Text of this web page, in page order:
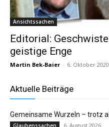
Ansichtssachen
Editorial:
geistige Enge
Martin Bek-Baier - 6. Oktober 2020
Aktuelle Beiträge
Gemeinsame Wurzeln – trotz
Glaubenssachen 6. August 2026